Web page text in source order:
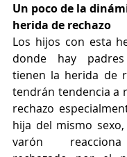
Un poco de la
herida de rechazo
Los hijos con esta
donde hay
tienen la herida de
tendrán tendencia a
rechazo
hija del mismo
varón